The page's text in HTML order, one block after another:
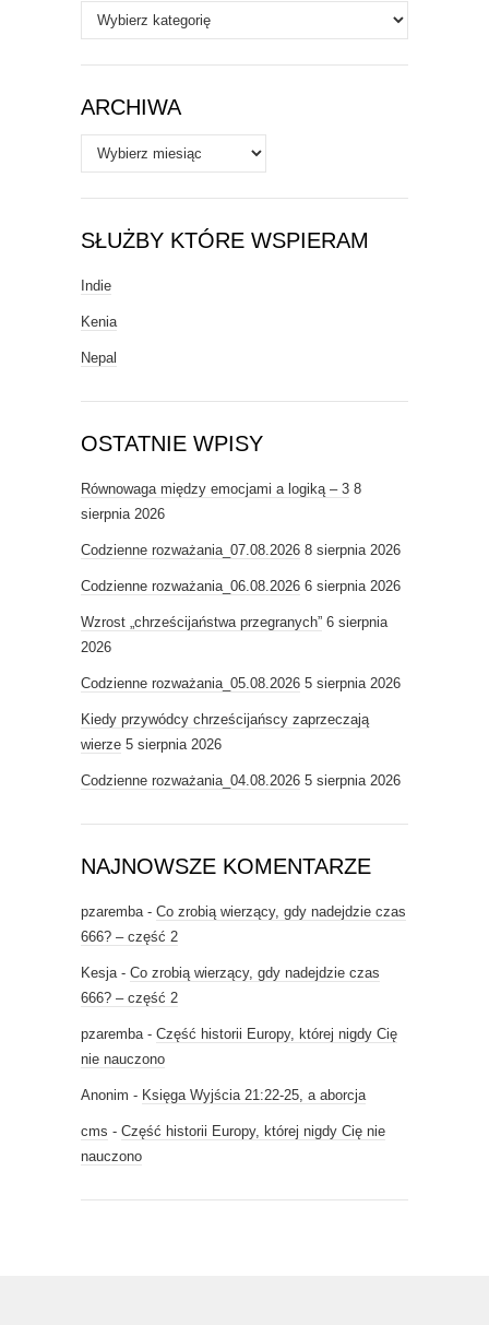
Autorzy
/
Tematy
ARCHIWA
Archiwa
SŁUŻBY KTÓRE WSPIERAM
Indie
Kenia
Nepal
OSTATNIE WPISY
Równowaga między emocjami a logiką – 3 8
sierpnia 2026
Codzienne rozważania_07.08.2026 8 sierpnia 2026
Codzienne rozważania_06.08.2026 6 sierpnia 2026
Wzrost „chrześcijaństwa przegranych” 6 sierpnia
2026
Codzienne rozważania_05.08.2026 5 sierpnia 2026
Kiedy przywódcy chrześcijańscy zaprzeczają
wierze 5 sierpnia 2026
Codzienne rozważania_04.08.2026 5 sierpnia 2026
NAJNOWSZE KOMENTARZE
pzaremba - Co zrobią wierzący, gdy nadejdzie czas
666? – część 2
Kesja - Co zrobią wierzący, gdy nadejdzie czas
666? – część 2
pzaremba - Część historii Europy, której nigdy Cię
nie nauczono
Anonim - Księga Wyjścia 21:22-25, a aborcja
cms - Część historii Europy, której nigdy Cię nie
nauczono